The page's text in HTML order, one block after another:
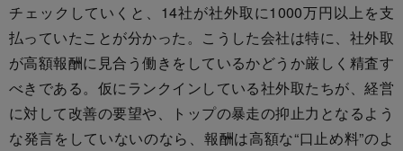
チェックしていくと、14社が社外取に1000万円以上を支
払っていたことが分かった。こうした会社は特に、社外取
が高額報酬に見合う働きをしているかどうか厳しく精査す
べきである。仮にランクインしている社外取たちが、経営
に対して改善の要望や、トップの暴走の抑止力となるよう
な発言をしていないのなら、報酬は高額な“口止め料”のよ